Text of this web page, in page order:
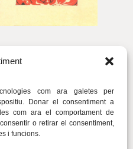
com ara galetes per
Donar el consentiment a
com ara el comportament de
o retirar el consentiment,
i funcions.